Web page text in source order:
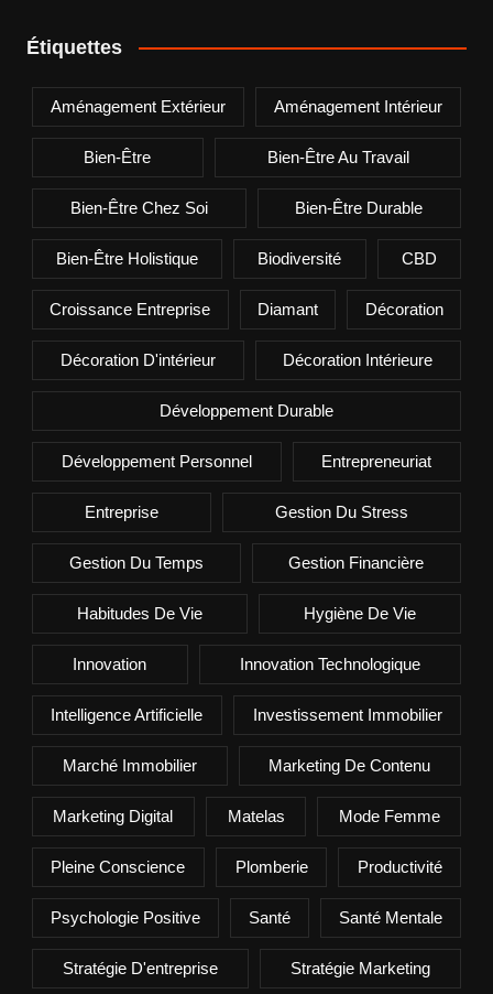
Étiquettes
Aménagement Extérieur Aménagement Intérieur
Bien-Être Bien-Être Au Travail
Bien-Être Chez Soi Bien-Être Durable
Bien-Être Holistique Biodiversité CBD
Croissance Entreprise Diamant Décoration
Décoration D'intérieur Décoration Intérieure
Développement Durable
Développement Personnel Entrepreneuriat
Entreprise Gestion Du Stress
Gestion Du Temps Gestion Financière
Habitudes De Vie Hygiène De Vie
Innovation Innovation Technologique
Intelligence Artificielle Investissement Immobilier
Marché Immobilier Marketing De Contenu
Marketing Digital Matelas Mode Femme
Pleine Conscience Plomberie Productivité
Psychologie Positive Santé Santé Mentale
Stratégie D'entreprise Stratégie Marketing